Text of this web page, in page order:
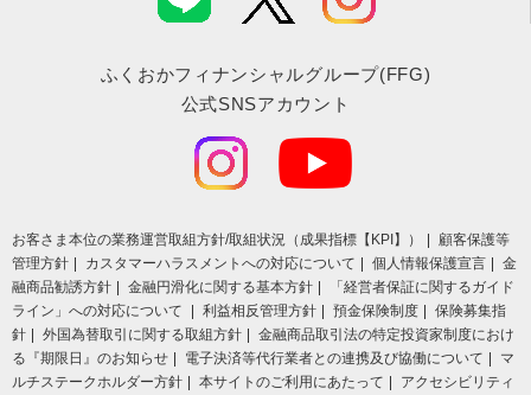
ふくおかフィナンシャルグループ(FFG)
公式SNSアカウント
お客さま本位の業務運営取組⽅針/取組状況（成果指標【KPI】）
顧客保護等
管理方針
カスタマーハラスメントへの対応について 個人情報保護宣言
金
融商品勧誘方針
金融円滑化に関する基本方針
「経営者保証に関するガイド
ライン」への対応について
利益相反管理方針 預金保険制度
保険募集指
針
外国為替取引に関する取組方針
金融商品取引法の特定投資家制度におけ
る『期限日』のお知らせ
電子決済等代行業者との連携及び協働について
マ
ルチステークホルダー方針
本サイトのご利用にあたって アクセシビリティ